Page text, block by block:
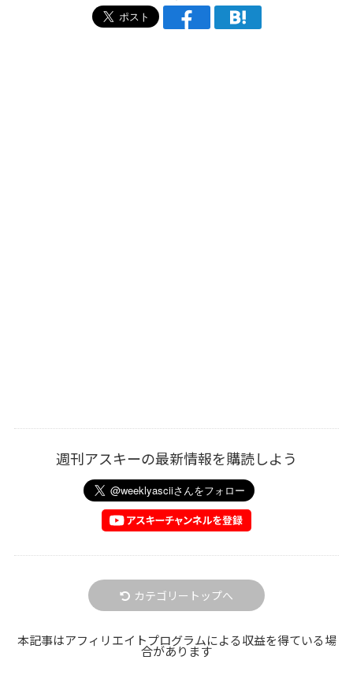
週刊アスキーの最新情報を購読しよう
カテゴリートップへ
本記事はアフィリエイトプログラムによる収益を得ている場
合があります